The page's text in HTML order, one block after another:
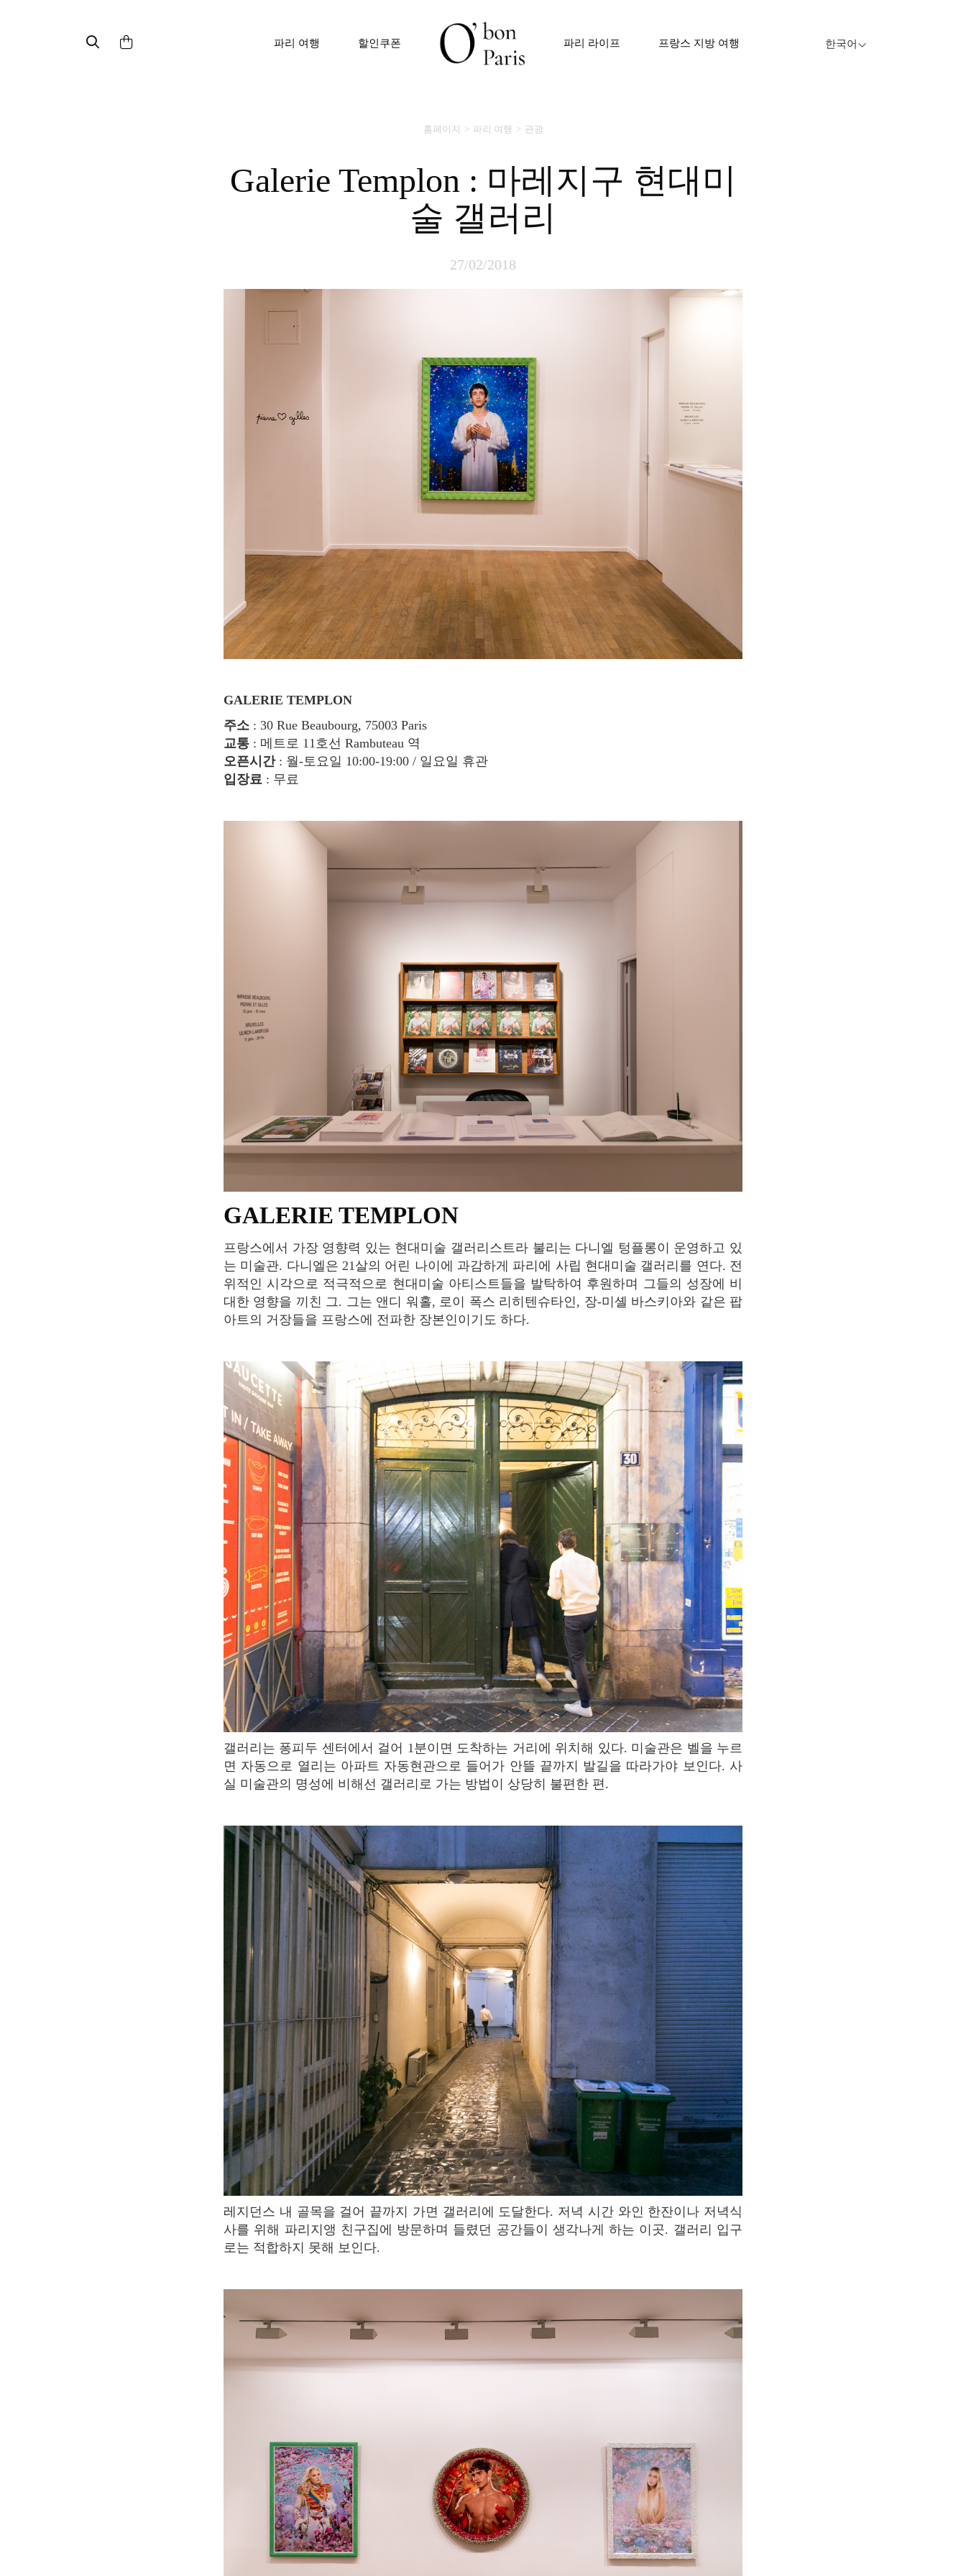
파리 여행 할인쿠폰 파리 라이프 프랑스 지방 여행 한국어
홈페이지 파리 여행 관광
Galerie Templon : 마레지구 현대미
술 갤러리
27/02/2018
GALERIE TEMPLON
주소 : 30 Rue Beaubourg, 75003 Paris
교통 : 메트로 11호선 Rambuteau 역
오픈시간: 월-토요일 10:00-19:00 / 일요일 휴관
입장료 : 무료
GALERIE TEMPLON
프랑스에서 가장 영향력 있는 현대미술 갤러리스트라 불리는 다니엘 텅플롱이 운영하고 있
는 미술관. 다니엘은 21살의 어린 나이에 과감하게 파리에 사립 현대미술 갤러리를 연다. 전
위적인 시각으로 적극적으로 현대미술 아티스트들을 발탁하여 후원하며 그들의 성장에 비
대한 영향을 끼친 그. 그는 앤디 워홀, 로이 폭스 리히텐슈타인, 장-미셸 바스키아와 같은 팝
아트의 거장들을 프랑스에 전파한 장본인이기도 하다.
갤러리는 퐁피두 센터에서 걸어 1분이면 도착하는 거리에 위치해 있다. 미술관은 벨을 누르
면 자동으로 열리는 아파트 자동현관으로 들어가 안뜰 끝까지 발길을 따라가야 보인다. 사
실 미술관의 명성에 비해선 갤러리로 가는 방법이 상당히 불편한 편.
레지던스 내 골목을 걸어 끝까지 가면 갤러리에 도달한다. 저녁 시간 와인 한잔이나 저녁식
사를 위해 파리지앵 친구집에 방문하며 들렸던 공간들이 생각나게 하는 이곳. 갤러리 입구
로는 적합하지 못해 보인다.